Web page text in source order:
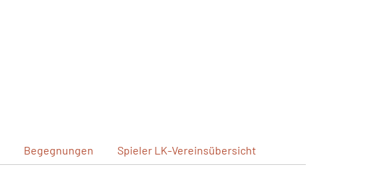
Begegnungen Spieler LK-Vereinsübersicht